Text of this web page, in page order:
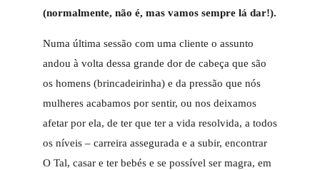
(normalmente, não é, mas vamos sempre lá dar!).
Numa última sessão com uma cliente o assunto
andou à volta dessa grande dor de cabeça que são
os homens (brincadeirinha) e da pressão que nós
mulheres acabamos por sentir, ou nos deixamos
afetar por ela, de ter que ter a vida resolvida, a todos
os níveis – carreira assegurada e a subir, encontrar
O Tal, casar e ter bebés e se possível ser magra, em